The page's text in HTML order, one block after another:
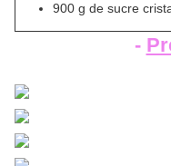
900 g de sucre
-